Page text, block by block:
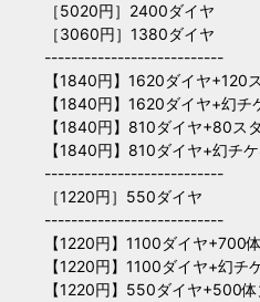
［5020円］2400ダイヤ
［3060円］1380ダイヤ
---------------------------
【1840円】1620ダイヤ
【1840円】1620ダイヤ+幻
【1840円】810ダイヤ
【1840円】810ダイヤ+幻
---------------------------
［1220円］550ダイヤ
---------------------------
【1220円】1100ダイヤ
【1220円】1100ダイヤ+幻
【1220円】550ダイヤ